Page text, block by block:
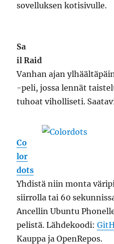
sovelluksen kotisivulle.
Sa
il Raid
Vanhan ajan
-peli, jossa lennät
tuhoat viholliseti.
Co
lor
dots
Yhdistä niin monta
siirrolla tai 60
Ancellin Ubuntu
pelistä. Lähdekoodi:
Kauppa ja OpenRepos.